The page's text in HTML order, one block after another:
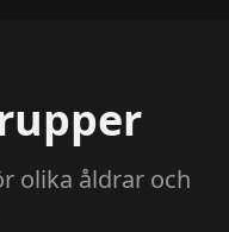
olika åldrar och